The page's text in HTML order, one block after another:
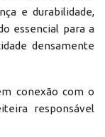
e durabilidade,
essencial para a
densamente
conexão com o
responsável